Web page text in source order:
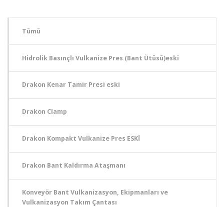
Tümü
Hidrolik Basınçlı Vulkanize Pres (Bant Ütüsü)eski
Drakon Kenar Tamir Presi eski
Drakon Clamp
Drakon Kompakt Vulkanize Pres ESKİ
Drakon Bant Kaldırma Ataşmanı
Konveyör Bant Vulkanizasyon, Ekipmanları ve
Vulkanizasyon Takım Çantası